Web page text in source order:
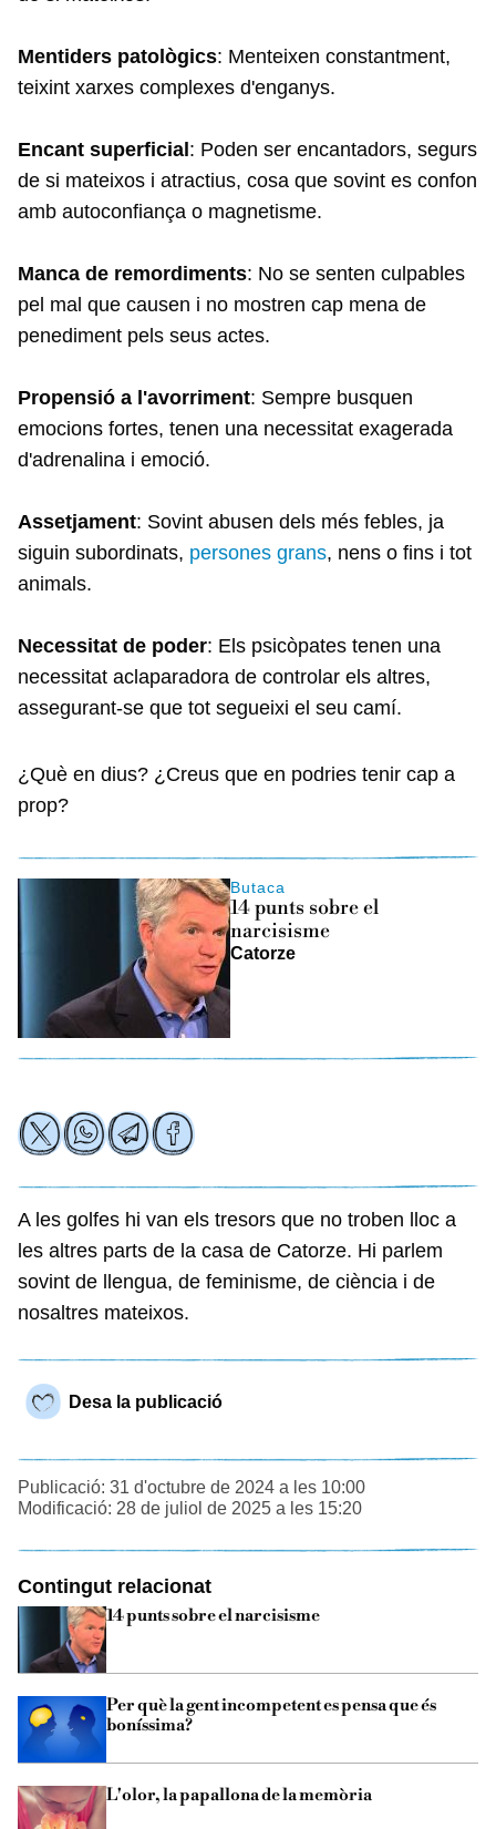
Mentiders patològics: Menteixen constantment,
teixint xarxes complexes d'enganys.
Encant superficial : Poden ser encantadors, segurs
de si mateixos i atractius, cosa que sovint es confon
amb autoconfiança o magnetisme.
Manca de remordiments: No se senten culpables
pel mal que causen i no mostren cap mena de
penediment pels seus actes.
Propensió a l'avorriment: Sempre busquen
emocions fortes, tenen una necessitat exagerada
d'adrenalina i emoció.
Assetjament: Sovint abusen dels més febles, ja
siguin subordinats, persones grans, nens o fins i tot
animals.
Necessitat de poder: Els psicòpates tenen una
necessitat aclaparadora de controlar els altres,
assegurant-se que tot segueixi el seu camí.
¿Què en dius? ¿Creus que en podries tenir cap a
prop?
Butaca
14 punts sobre el
narcisisme
Catorze
A les golfes hi van els tresors que no troben lloc a
les altres parts de la casa de Catorze. Hi parlem
sovint de llengua, de feminisme, de ciència i de
nosaltres mateixos.
Desa la publicació
Publicació: 31 d'octubre de 2024 a les 10:00
Modificació: 28 de juliol de 2025 a les 15:20
Contingut relacionat
14 punts sobre el narcisisme
Per què la gent incompetent es pensa que és
boníssima?
L'olor, la papallona de la memòria